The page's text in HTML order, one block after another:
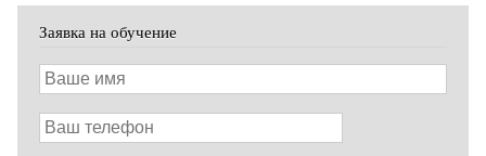
Заявка на обучение
Ваше
имя
Ваш
телефон